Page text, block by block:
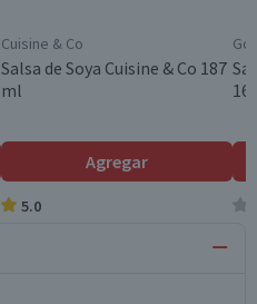
Cuisine & Co
Salsa de Soya Cuisine & Co 187
ml
Agregar
5.0